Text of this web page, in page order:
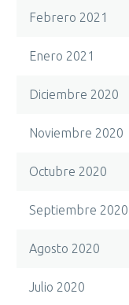
Febrero 2021
Enero 2021
Diciembre 2020
Noviembre 2020
Octubre 2020
Septiembre 2020
Agosto 2020
Julio 2020